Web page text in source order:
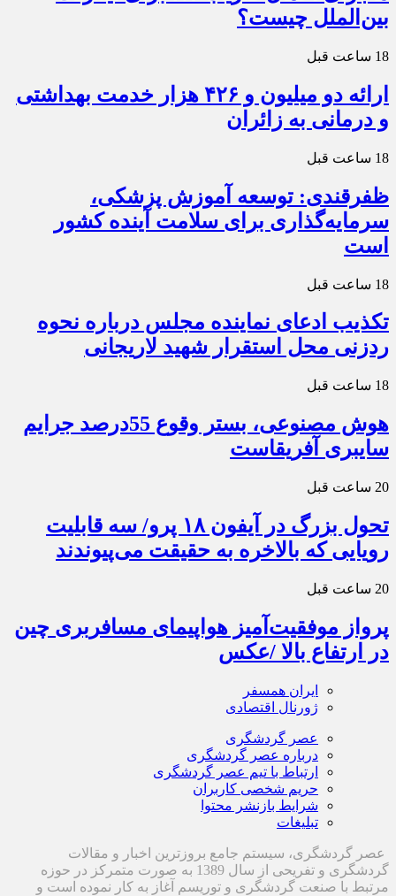
بین‌الملل چیست؟
18 ساعت قبل
ارائه دو میلیون و ۴۲۶ هزار خدمت بهداشتی
و درمانی به زائران
18 ساعت قبل
ظفرقندی: توسعه آموزش پزشکی،
سرمایه‌گذاری برای سلامت آینده کشور
است
18 ساعت قبل
تکذیب ادعای نماینده مجلس درباره نحوه
ردزنی محل استقرار شهید لاریجانی
18 ساعت قبل
هوش مصنوعی، بستر وقوع 55درصد جرایم
سایبری آفریقاست
20 ساعت قبل
تحول بزرگ در آیفون ۱۸ پرو/ سه قابلیت
رویایی که بالاخره به حقیقت می‌پیوندند
20 ساعت قبل
پرواز موفقیت‌آمیز هواپیمای مسافربری چین
در ارتفاع بالا /عکس
ایران همسفر
ژورنال اقتصادی
عصر گردشگری
درباره عصر گردشگری
ارتباط با تیم عصر گردشگری
حریم شخصی کاربران
شرایط بازنشر محتوا
تبلیغات
عصر گردشگری، سیستم جامع بروزترین اخبار و مقالات
گردشگری و تفریحی از سال 1389 به صورت متمرکز در حوزه
مرتبط با صنعت گردشگری و توریسم آغاز به کار نموده است و